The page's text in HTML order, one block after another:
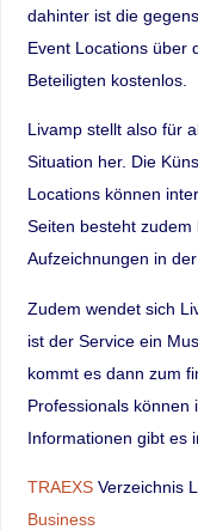
dahinter ist die
Event Locations über
Beteiligten kostenlos.
Livamp stellt also für
Situation her. Die
Locations können
Seiten besteht
Aufzeichnungen in der
Zudem wendet sich
ist der Service ein
kommt es dann zum
Professionals können
Informationen gibt es
TRAEXSVerzeichnis
Business